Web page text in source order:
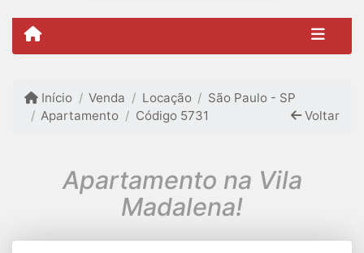
Início Venda Locação
São Paulo - SP
Apartamento
Código 5731 Voltar
Apartamento na Vila
Madalena!